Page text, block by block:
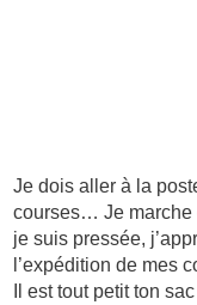
Je dois aller à la
courses… Je marche
je suis pressée,
l’expédition de mes
Il est tout petit ton